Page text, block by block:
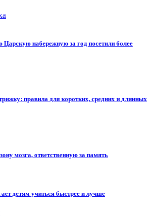
набережную за год посетили более
правила для коротких, средних и длинных
мозга, ответственную за память
детям учиться быстрее и лучше